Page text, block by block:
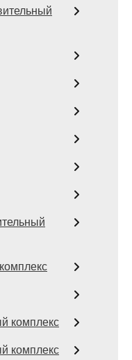
комплекс
комплекс